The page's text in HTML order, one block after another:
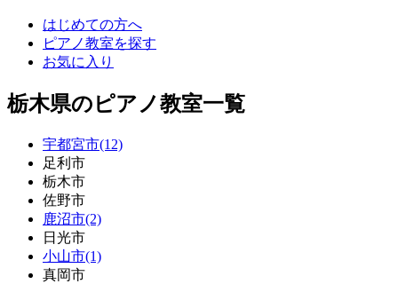
はじめての方へ
ピアノ教室を探す
お気に入り
栃木県のピアノ教室一覧
宇都宮市(12)
足利市
栃木市
佐野市
鹿沼市(2)
日光市
小山市(1)
真岡市